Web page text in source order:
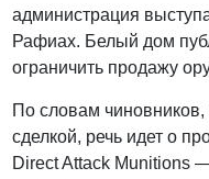
администрация
Рафиах. Белый дом
ограничить продажу
По словам
сделкой, речь идет о
Direct Attack Munitions